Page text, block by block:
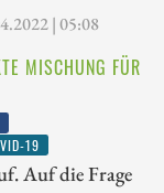
| 05:08
MISCHUNG FÜR
19
Auf die Frage